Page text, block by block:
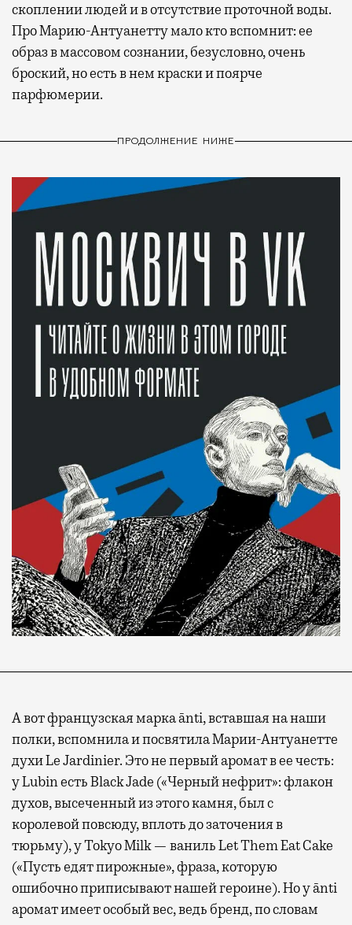
скоплении людей и в отсутствие проточной воды.
Про Марию-Антуанетту мало кто вспомнит: ее
образ в массовом сознании, безусловно, очень
броский, но есть в нем краски и поярче
парфюмерии.
ПРОДОЛЖЕНИЕ НИЖЕ
А вот французская марка ānti, вставшая на наши
полки, вспомнила и посвятила Марии-Антуанетте
духи Le Jardinier. Это не первый аромат в ее честь:
у Lubin есть Black Jade («Черный нефрит»: флакон
духов, высеченный из этого камня, был с
королевой повсюду, вплоть до заточения в
тюрьму), у Tokyo Milk — ваниль Let Them Eat Cake
(«Пусть едят пирожные», фраза, которую
ошибочно приписывают нашей героине). Но у ānti
аромат имеет особый вес, ведь бренд, по словам